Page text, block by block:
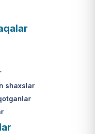
kichik
yoki
VMQ-893
shaxslar